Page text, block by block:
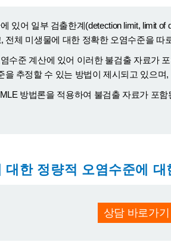
있어 일부 검출한계(detection limit, limit
전체 미생물에 대한 정확한 오염수준을
수준 계산에 있어 이러한 불검출 자료가
을 추정할 수 있는 방법이 제시되고 있으며,
방법론을 적용하여 불검출 자료가 포
한 정량적 오염수준에
상담 바로가기